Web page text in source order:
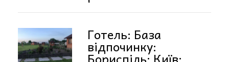
Готель: База
відпочинку: